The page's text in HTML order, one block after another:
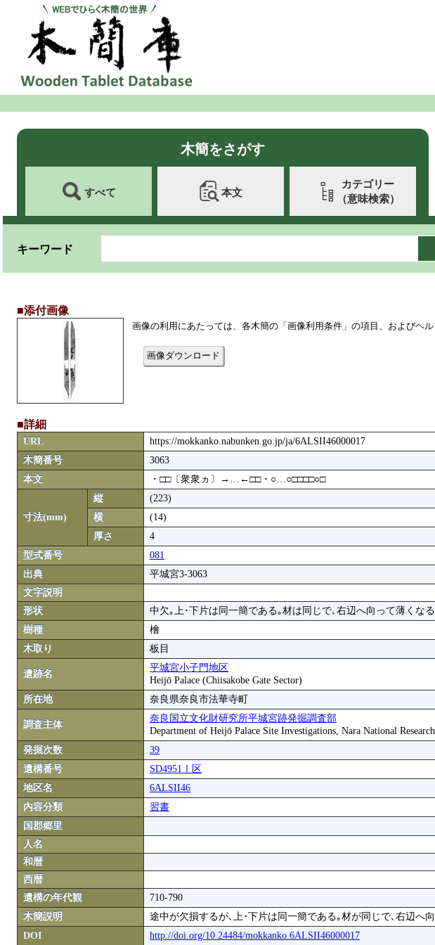
木簡をさがす
すべて 本文
カテゴリー
（意味検索）
キーワード
■添付画像
画像の利用にあたっては、各木簡の「画像利用条件」の項目、およびヘ
画像ダウンロード
■詳細
URL
https://mokkanko.nabunken.go.jp/ja/6ALSII46000017
木簡番号
3063
本文
・□□〔衆衆ヵ〕→…←□□・○…○□□□□○□
寸法(mm)
縦
(223)
横
(14)
厚さ
4
型式番号
081
出典
平城宮3-3063
文字説明
形状
中欠｡上･下片は同一簡である｡材は同じで､右辺へ向って薄くな
樹種
檜
木取り
板目
遺跡名
平城宮小子門地区
Heijō Palace (Chiisakobe Gate Sector)
所在地
奈良県奈良市法華寺町
調査主体
奈良国立文化財研究所平城宮跡発掘調査部
Department of Heijō Palace Site Investigations, Nara National
発掘次数
39
遺構番号
SD4951Ⅰ区
地区名
6ALSII46
内容分類
習書
国郡郷里
人名
和暦
西暦
遺構の年代観
710-790
木簡説明
途中が欠損するが､上･下片は同一簡である｡材が同じで､右辺へ
DOI
http://doi.org/10.24484/mokkanko.6ALSII46000017